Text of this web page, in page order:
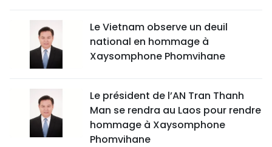
Le Vietnam observe un deuil
national en hommage à
Xaysomphone Phomvihane
Le président de l’AN Tran Thanh
Man se rendra au Laos pour rendre
hommage à Xaysomphone
Phomvihane